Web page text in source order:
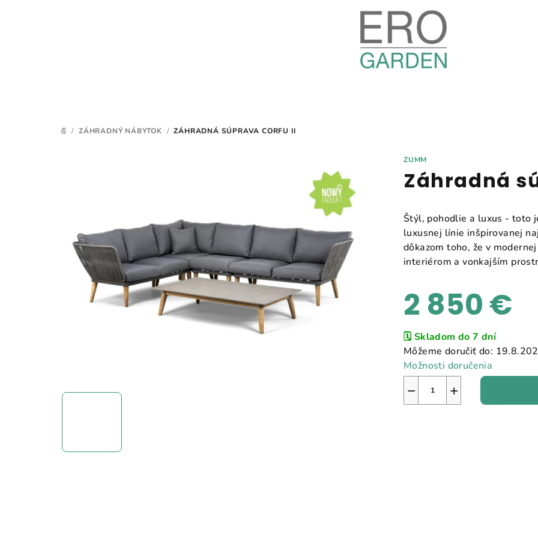
DOMOV
/ ZÁHRADNÝ NÁBYTOK / ZÁHRADNÁ SÚPRAVA CORFU II
ZUMM
Záhradná
Štýl, pohodlie a luxus - toto
luxusnej línie inšpirovanej
dôkazom toho, že v
interiérom a vonkajším
2 850 €
Jednotková
cena:
🗓️ Skladom do 7 dní
Môžeme doručiť do:
Možnosti doručenia
+
−